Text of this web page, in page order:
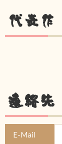
代表作
連絡先
E-Mail